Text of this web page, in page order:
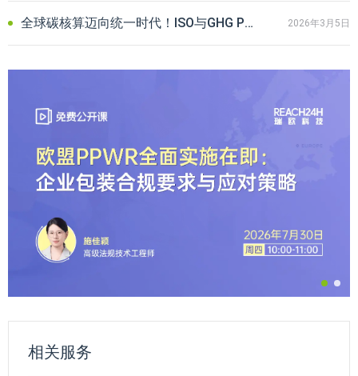
全球碳核算迈向统一时代！ISO与GHG Protocol联合授权释放重磅信号 2026年3月5日
相关服务